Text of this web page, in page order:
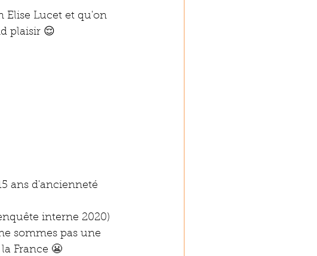
Elise Lucet et qu'on
plaisir 😌
ans d'ancienneté
interne 2020)
sommes pas une
France 😬